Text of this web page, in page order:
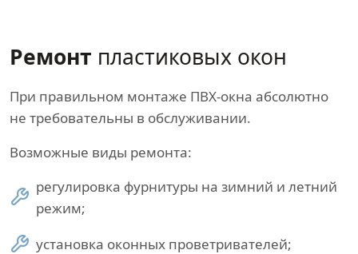
Ремонт пластиковых окон
При правильном монтаже ПВХ-окна абсолютно
не требовательны в обслуживании.
Возможные виды ремонта:
регулировка фурнитуры на зимний и летний
режим;
установка оконных проветривателей;